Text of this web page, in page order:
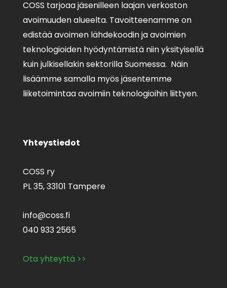
COSS tarjoaa jäsenilleen laajan verkoston
avoimuuden alueelta. Tavoitteenamme on
edistää avoimen lähdekoodin ja avoimien
teknologioiden hyödyntämistä niin yksityisellä
kuin julkisellakin sektorilla Suomessa. Näin
lisäämme samalla myös jäsentemme
liiketoimintaa avoimiin teknologioihin liittyen.
Yhteystiedot
COSS ry
PL 35,33101 Tampere
info@coss.fi
040 933 2565
Ota yhteyttä >>